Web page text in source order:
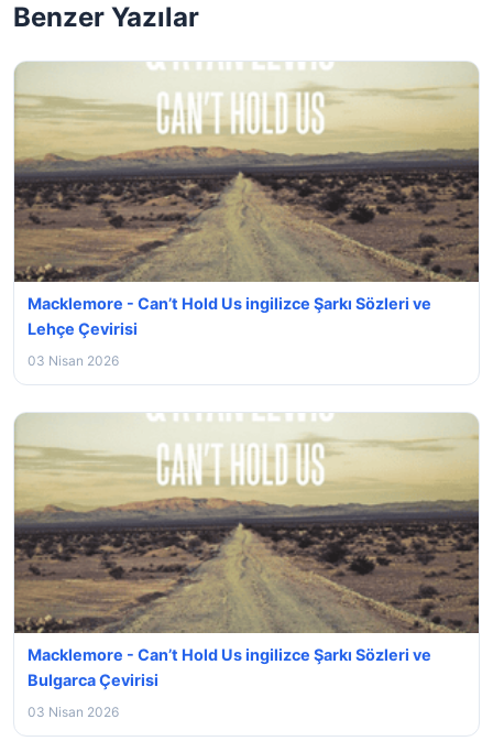
Benzer Yazılar
Macklemore - Can’t Hold Us ingilizce Şarkı Sözleri ve
Lehçe Çevirisi
03 Nisan 2026
Macklemore - Can’t Hold Us ingilizce Şarkı Sözleri ve
Bulgarca Çevirisi
03 Nisan 2026